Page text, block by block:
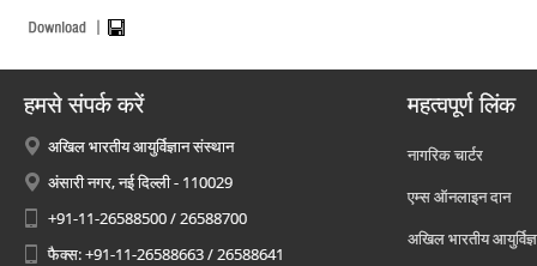
हमसे संपर्क करें
अखिल भारतीय आयुर्विज्ञान संस्थान
अंसारी नगर, नई दिल्ली - 110029
+91-11-26588500 / 26588700
फैक्स: +91-11-26588663 / 26588641
महत्वपूर्ण लिंक
नागरिक चार्टर
एम्स ऑनलाइन दान
अखिल भारतीय